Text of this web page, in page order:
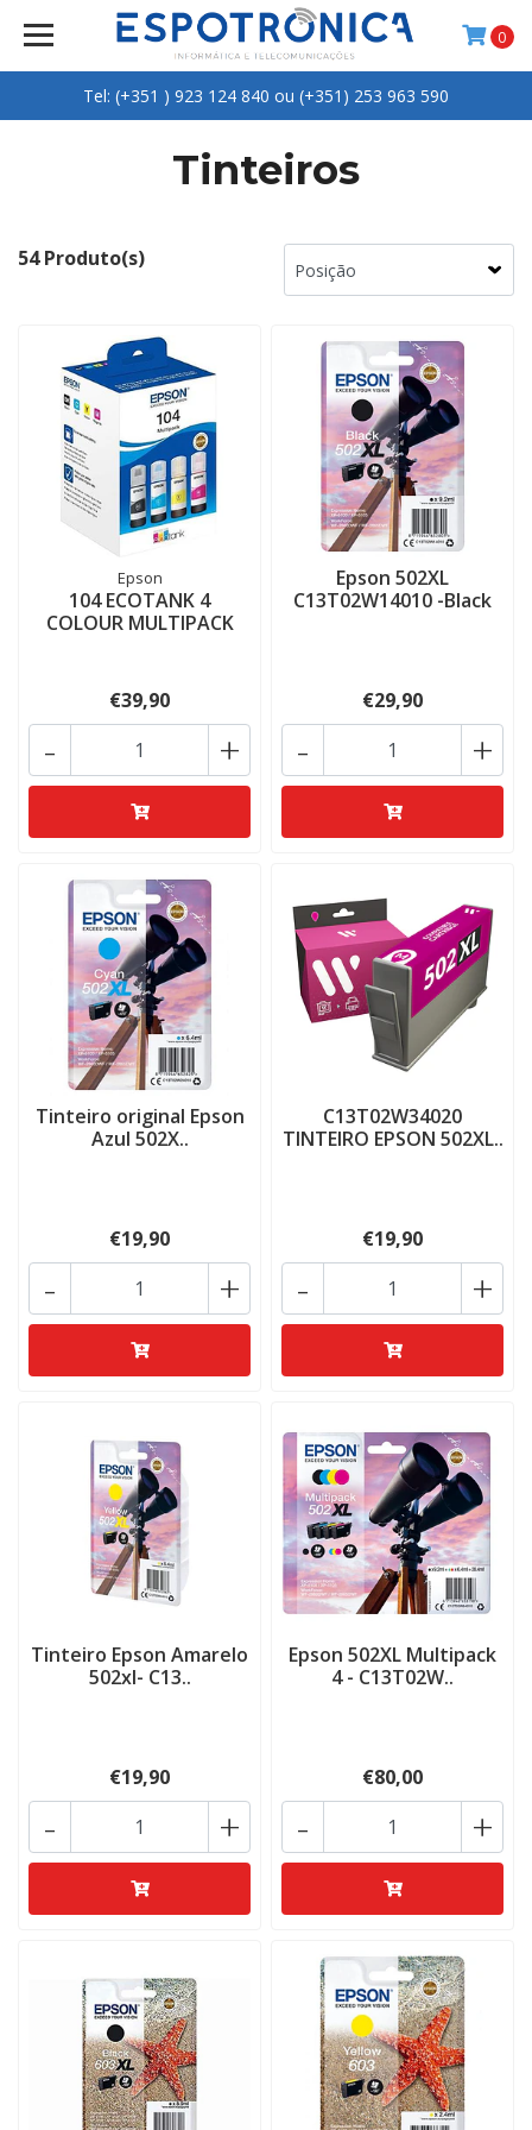
Tel: (+351 ) 923 124 840 ou (+351) 253 963 590
0
Tinteiros
54 Produto(s)
Epson
104 ECOTANK 4
COLOUR MULTIPACK
€39,90
+
-
Epson 502XL
C13T02W14010 -Black
€29,90
+
-
Tinteiro original Epson
Azul 502X..
€19,90
+
-
C13T02W34020
TINTEIRO EPSON 502XL..
€19,90
+
-
Tinteiro Epson Amarelo
502xl- C13..
€19,90
+
-
Epson 502XL Multipack
4 - C13T02W..
€80,00
+
-